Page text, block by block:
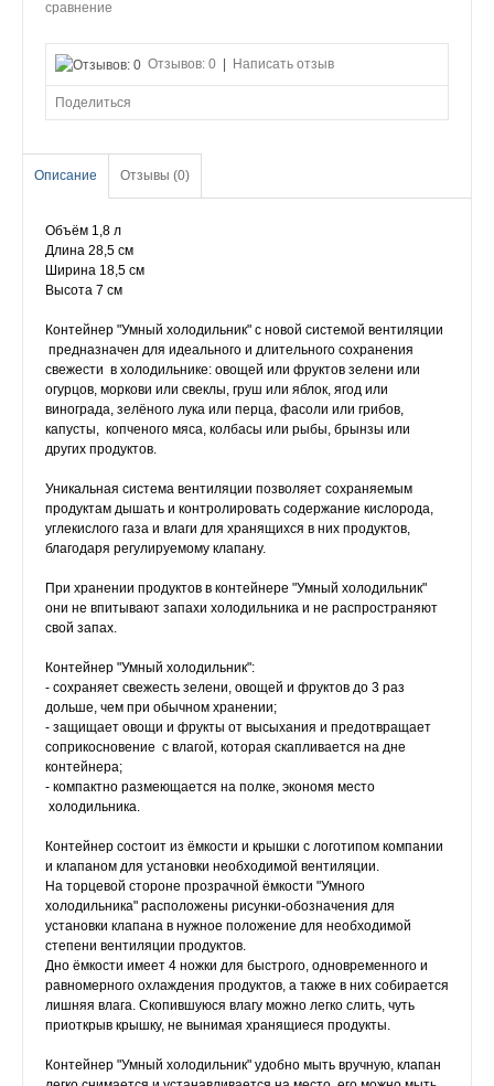
сравнение
Отзывов: 0 Написать отзыв
Поделиться
Описание Отзывы (0)
Объём 1,8 л
Длина 28,5 см
Ширина 18,5 см
Высота 7 см
Контейнер "Умный холодильник" с новой системой вентиляции
предназначен для идеального и длительного сохранения
свежести в холодильнике: овощей или фруктов зелени или
огурцов, моркови или свеклы, груш или яблок, ягод или
винограда, зелёного лука или перца, фасоли или грибов,
капусты, копченого мяса, колбасы или рыбы, брынзы или
других продуктов.
Уникальная система вентиляции позволяет сохраняемым
продуктам дышать и контролировать содержание кислорода,
углекислого газа и влаги для хранящихся в них продуктов,
благодаря регулируемому клапану.
При хранении продуктов в контейнере "Умный холодильник"
они не впитывают запахи холодильника и не распространяют
свой запах.
Контейнер "Умный холодильник":
- сохраняет свежесть зелени, овощей и фруктов до 3 раз
дольше, чем при обычном хранении;
- защищает овощи и фрукты от высыхания и предотвращает
соприкосновение с влагой, которая скапливается на дне
контейнера;
- компактно размеющается на полке, экономя место
холодильника.
Контейнер состоит из ёмкости и крышки с логотипом компании
и клапаном для установки необходимой вентиляции.
На торцевой стороне прозрачной ёмкости "Умного
холодильника" расположены рисунки-обозначения для
установки клапана в нужное положение для необходимой
степени вентиляции продуктов.
Дно ёмкости имеет 4 ножки для быстрого, одновременного и
равномерного охлаждения продуктов, а также в них собирается
лишняя влага. Скопившуюся влагу можно легко слить, чуть
приоткрыв крышку, не вынимая хранящиеся продукты.
Контейнер "Умный холодильник" удобно мыть вручную, клапан